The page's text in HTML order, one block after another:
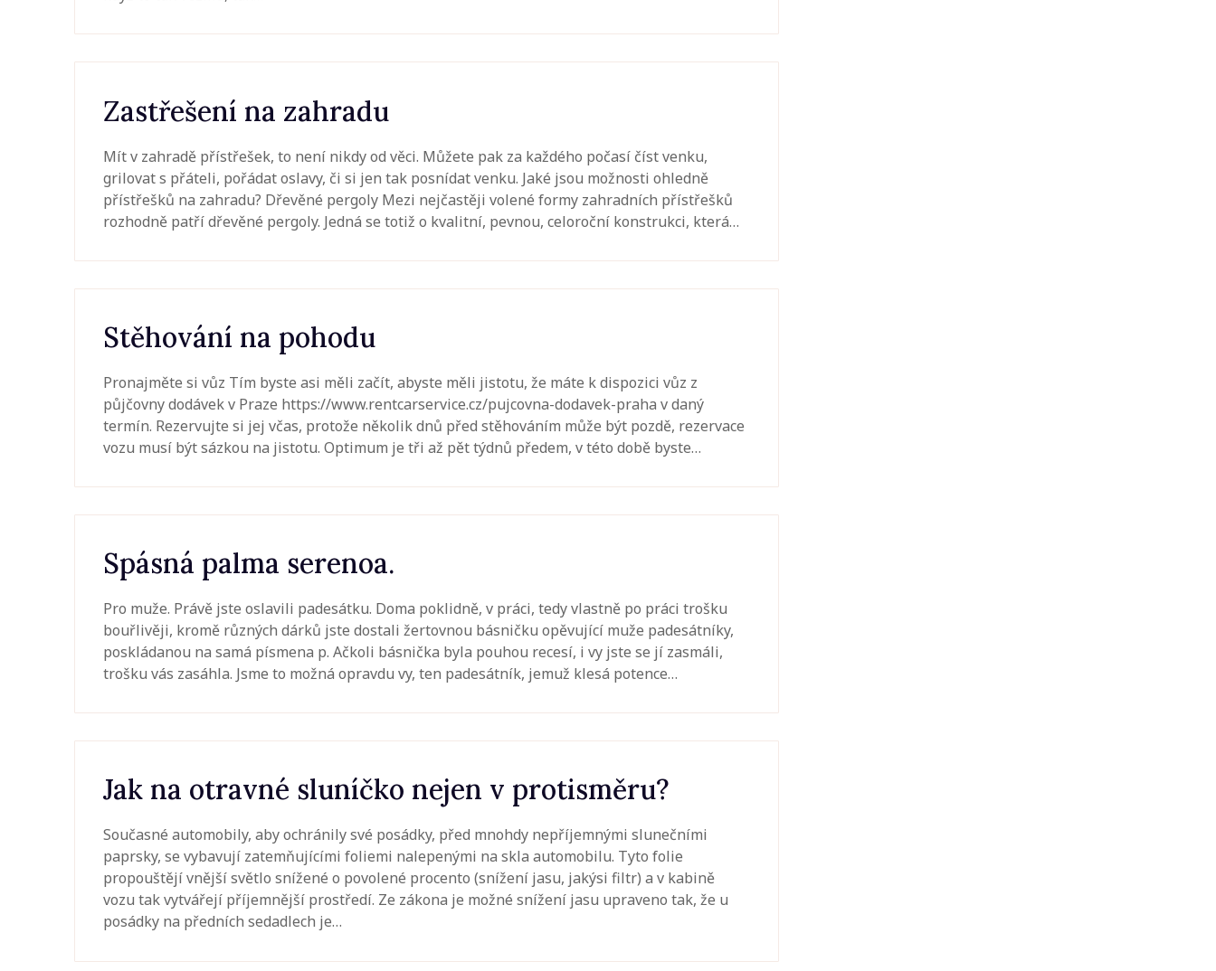
Zastřešení na zahradu
Mít v zahradě přístřešek, to není nikdy od věci. Můžete pak za každého počasí číst venku,
grilovat s přáteli, pořádat oslavy, či si jen tak posnídat venku. Jaké jsou možnosti ohledně
přístřešků na zahradu? Dřevěné pergoly Mezi nejčastěji volené formy zahradních přístřešků
rozhodně patří dřevěné pergoly. Jedná se totiž o kvalitní, pevnou, celoroční konstrukci, která…
Stěhování na pohodu
Pronajměte si vůz Tím byste asi měli začít, abyste měli jistotu, že máte k dispozici vůz z
půjčovny dodávek v Praze https://www.rentcarservice.cz/pujcovna-dodavek-praha v daný
termín. Rezervujte si jej včas, protože několik dnů před stěhováním může být pozdě, rezervace
vozu musí být sázkou na jistotu. Optimum je tři až pět týdnů předem, v této době byste…
Spásná palma serenoa.
Pro muže. Právě jste oslavili padesátku. Doma poklidně, v práci, tedy vlastně po práci trošku
bouřlivěji, kromě různých dárků jste dostali žertovnou básničku opěvující muže padesátníky,
poskládanou na samá písmena p. Ačkoli básnička byla pouhou recesí, i vy jste se jí zasmáli,
trošku vás zasáhla. Jsme to možná opravdu vy, ten padesátník, jemuž klesá potence…
Jak na otravné sluníčko nejen v protisměru?
Současné automobily, aby ochránily své posádky, před mnohdy nepříjemnými slunečními
paprsky, se vybavují zatemňujícími foliemi nalepenými na skla automobilu. Tyto folie
propouštějí vnější světlo snížené o povolené procento (snížení jasu, jakýsi filtr) a v kabině
vozu tak vytvářejí příjemnější prostředí. Ze zákona je možné snížení jasu upraveno tak, že u
posádky na předních sedadlech je…